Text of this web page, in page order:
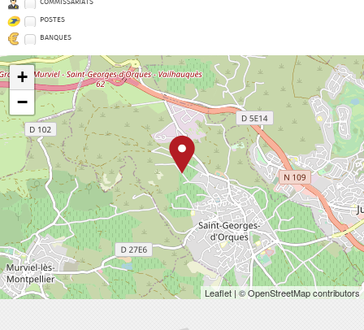
COMMISSARIATS
POSTES
BANQUES
+
−
Leaflet| © OpenStreetMap contributors